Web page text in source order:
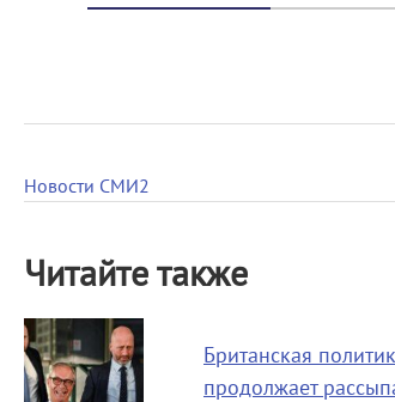
Новости СМИ2
Читайте также
Британская
продолжает